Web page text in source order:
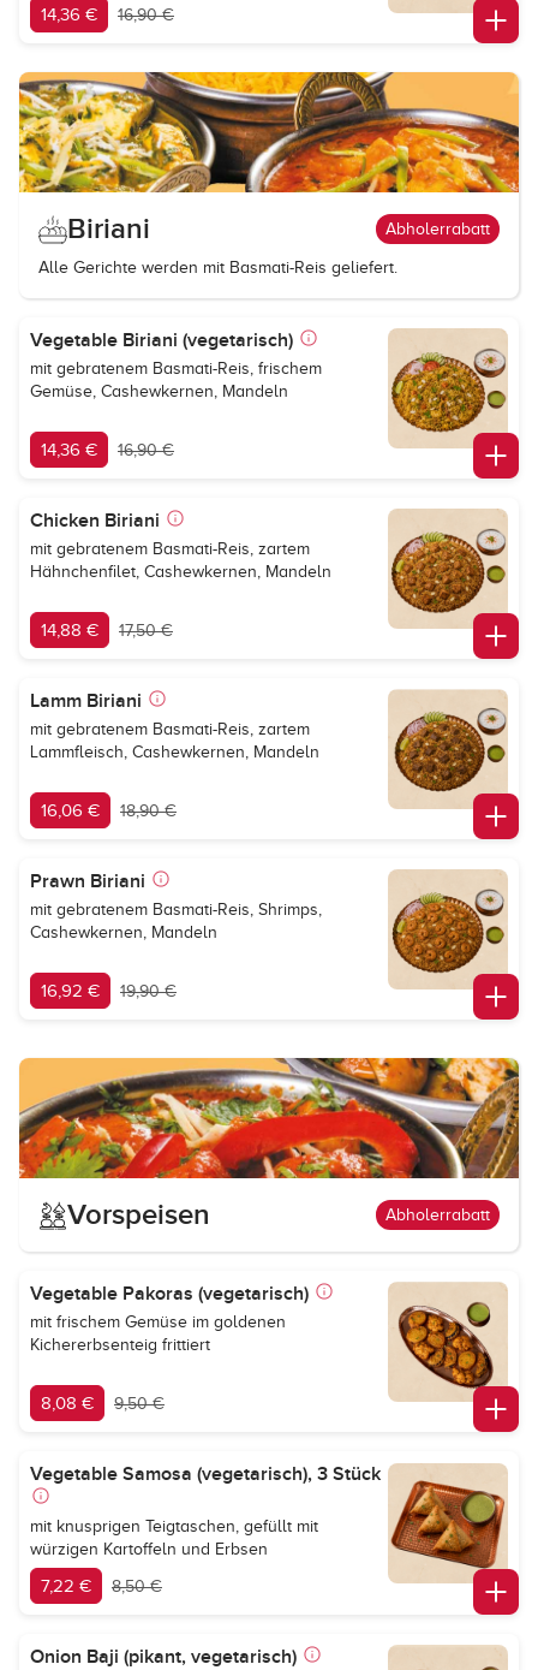
14,36 € 16,90 €
Biriani Abholerrabatt
Alle Gerichte werden mit Basmati-Reis geliefert.
Vegetable Biriani (vegetarisch)
mit gebratenem Basmati-Reis, frischem
Gemüse, Cashewkernen, Mandeln
14,36 € 16,90 €
Chicken Biriani
mit gebratenem Basmati-Reis, zartem
Hähnchenfilet, Cashewkernen, Mandeln
14,88 € 17,50 €
Lamm Biriani
mit gebratenem Basmati-Reis, zartem
Lammfleisch, Cashewkernen, Mandeln
16,06 € 18,90 €
Prawn Biriani
mit gebratenem Basmati-Reis, Shrimps,
Cashewkernen, Mandeln
16,92 € 19,90 €
Vorspeisen Abholerrabatt
Vegetable Pakoras (vegetarisch)
mit frischem Gemüse im goldenen
Kichererbsenteig frittiert
8,08 € 9,50 €
Vegetable Samosa (vegetarisch), 3 Stück
mit knusprigen Teigtaschen, gefüllt mit
würzigen Kartoffeln und Erbsen
7,22 € 8,50 €
Onion Baji (pikant, vegetarisch)